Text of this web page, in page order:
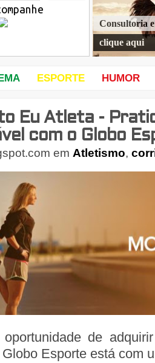
Consultoria
clique aqui
ESPORTE HUMOR
Eu Atleta -
com o Globo
em Atletismo,
de
Esporte está com